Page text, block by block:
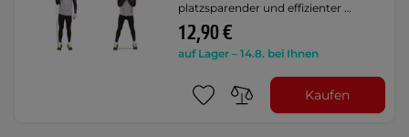
platzsparender und effizienter …
12,90 €
auf Lager – 14.8. bei Ihnen
Kaufen